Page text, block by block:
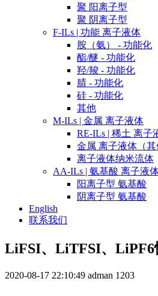
聚 阳离子型
聚 阴离子型
F-ILs | 功能 离子液体
胺（氨） - 功能化
酯/醚 - 功能化
羟/羧 - 功能化
腈 - 功能化
硅 - 功能化
其他
M-ILs | 金属 离子液体
RE-ILs | 稀土 离子
金属 离子液体（其
离子液体纳米流体
AA-ILs | 氨基酸 离子液
阳离子型 氨基酸
阴离子型 氨基酸
English
联系我们
LiFSI、LiTFSI、LiPF6
2020-08-17 22:10:49 adman 1203